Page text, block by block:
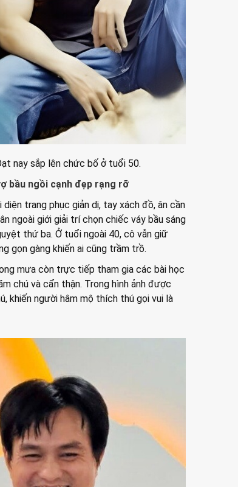
nay sắp lên chức bố ở tuổi 50.
bầu ngồi cạnh đẹp rạng rỡ
trang phục giản dị, tay xách đồ, ân cần
ngoài giới giải trí chọn chiếc váy bầu sáng
thứ ba. Ở tuổi ngoài 40, cô vẫn giữ
gọn gàng khiến ai cũng trầm trồ.
mưa còn trực tiếp tham gia các bài học
chú và cẩn thận. Trong hình ảnh được
khiến người hâm mộ thích thú gọi vui là